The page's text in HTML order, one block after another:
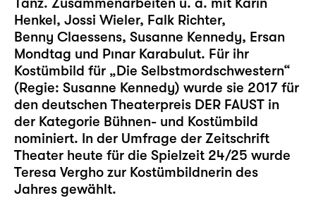
Henkel, Jossi Wieler, Falk Richter,
Benny Claessens, Susanne Kennedy, Ersan
Mondtag und Pınar Karabulut. Für ihr
Kostümbild für „Die Selbstmordschwestern“
(Regie: Susanne Kennedy) wurde sie 2017 für
den deutschen Theaterpreis DER FAUST in
der Kategorie Bühnen- und Kostümbild
nominiert. In der Umfrage der Zeitschrift
Theater heute für die Spielzeit 24/25 wurde
Teresa Vergho zur Kostümbildnerin des
Jahres gewählt.